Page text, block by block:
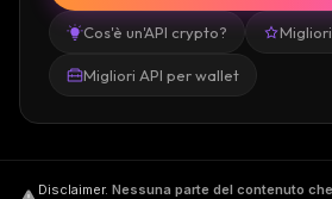
Cos'è un'API crypto?
Migliori API per wallet
Disclaimer. Nessuna parte del contenuto